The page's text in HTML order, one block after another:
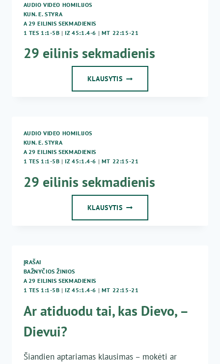
EILINIS
AUDIO VIDEO HOMILIJOS
KUN. E. STYRA
A 29 EILINIS SEKMADIENIS
1 TES 1:1-5B |IZ 45:1.4-6 | MT 22:15-21
29 eilinis sekmadienis
KLAUSYTIS29
AUDIO VIDEO HOMILIJOS
KUN. E. STYRA
A 29 EILINIS SEKMADIENIS
1 TES 1:1-5B |IZ 45:1.4-6 | MT 22:15-21
29 eilinis sekmadienis
KLAUSYTIS29
ĮRAŠAI
BAŽNYČIOS ŽINIOS
A 29 EILINIS SEKMADIENIS
1 TES 1:1-5B |IZ 45:1.4-6 | MT 22:15-21
Ar atiduodu tai, kas Dievo, –
Dievui?
Šiandien aptariamas klausimas – mokėti ar